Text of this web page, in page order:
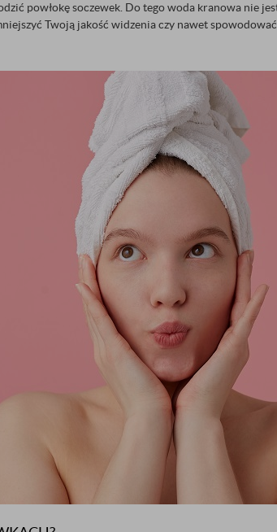
powłokę soczewek. Do tego woda kranowa nie
Twoją jakość widzenia czy nawet